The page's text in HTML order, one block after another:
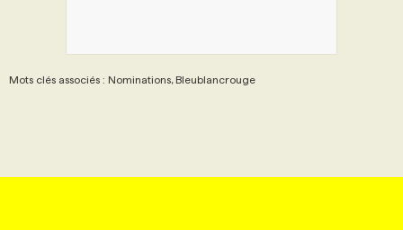
Mots clés associés : Nominations, Bleublancrouge